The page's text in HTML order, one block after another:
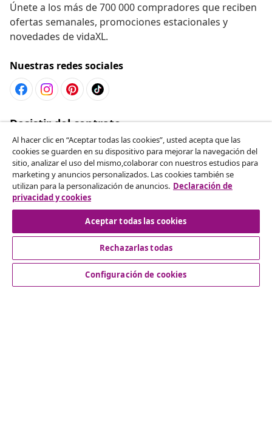
Únete a los más de 700 000 compradores que reciben
ofertas semanales, promociones estacionales y
novedades de vidaXL.
Nuestras redes sociales
Desistir del contrato
Solicita la cancelación de tu pedido.
Desistir del contrato
Servicio al Cliente
Empresas
Al hacer clic en “Aceptar todas las cookies”, usted acepta que las
cookies se guarden en su dispositivo para mejorar la navegación del
sitio, analizar el uso del mismo,colaborar con nuestros estudios para
marketing y anuncios personalizados. Las cookies también se
utilizan para la personalización de anuncios. Declaración de
privacidad y cookies
Aceptar todas las cookies
Rechazarlas todas
Configuración de cookies